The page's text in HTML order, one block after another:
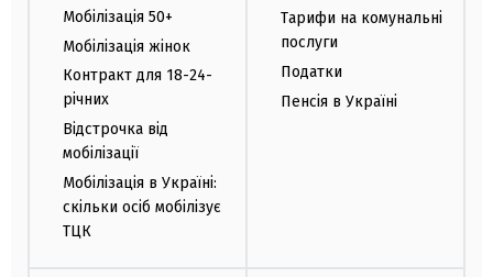
Мобілізація 50+
Мобілізація жінок
Контракт для 18-24-
річних
Відстрочка від
мобілізації
Мобілізація в Україні:
скільки осіб мобілізує
ТЦК
Тарифи на комунальні
послуги
Податки
Пенсія в Україні